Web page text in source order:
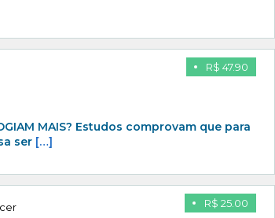
R$ 47.90
MAIS? Estudos comprovam que para
ser […]
R$ 25.00